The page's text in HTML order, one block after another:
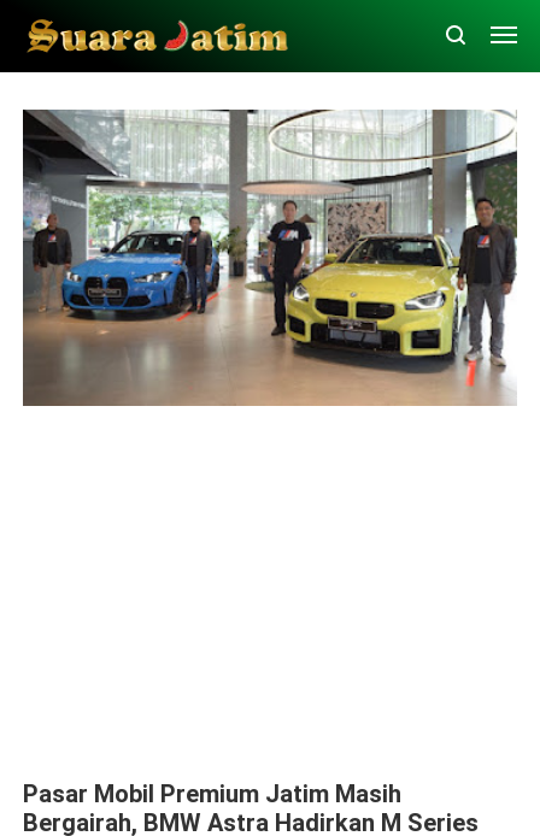
Pasar Mobil Premium Jatim Masih
Bergairah, BMW Astra Hadirkan M Series